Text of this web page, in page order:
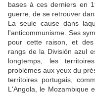
bases à ces derniers en
guerre, de se retrouver
La seule cause dans
l'anticommunisme. Ses
pour cette raison, et des
rangs de la División azul
longtemps, les
problèmes aux yeux du
territoires portugais,
L'Angola, le Mozambique